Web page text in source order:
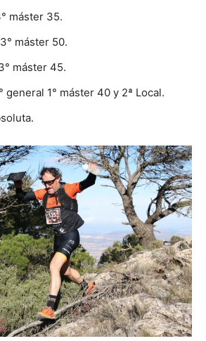
máster 35.
máster 50.
máster 45.
general 1° máster 40 y 2ª Local.